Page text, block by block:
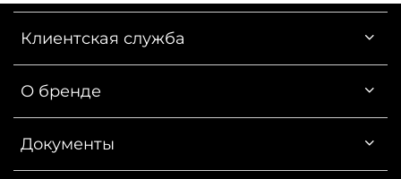
Клиентская служба
О бренде
Документы